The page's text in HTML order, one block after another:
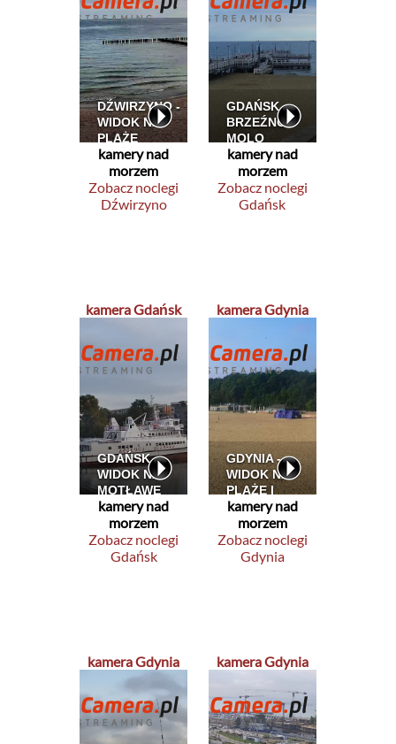
kamery nad
morzem
Zobacz noclegi
Dźwirzyno
kamery nad
morzem
Zobacz noclegi
Gdańsk
kamera Gdańsk
kamery nad
morzem
Zobacz noclegi
Gdańsk
kamera Gdynia
kamery nad
morzem
Zobacz noclegi
Gdynia
kamera Gdynia kamera Gdynia